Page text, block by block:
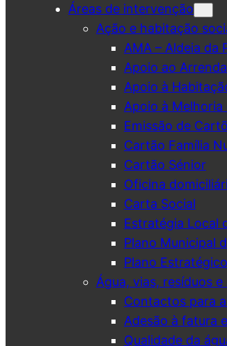
Áreas de intervenção
Ação e habitação
AMA – Aldeia da
Apoio ao
Apoio à
Apoio à
Emissão de
Cartão Família
Cartão Sénior
Oficina
Carta Social
Estratégia Local
Plano Municipal
Plano
Água, vias, resíduos
Contactos para
Adesão à fatura
Qualidade da